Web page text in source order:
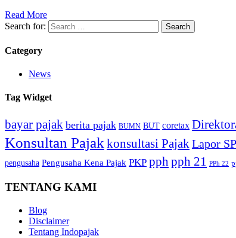
Read More
Search for:
Category
News
Tag Widget
bayar pajak berita pajak BUMN BUT coretax
Konsultan Pajak konsultasi Pajak Lapor
pengusaha Pengusaha Kena Pajak PKP pph pph 21 PPh 22
TENTANG KAMI
Blog
Disclaimer
Tentang Indopajak